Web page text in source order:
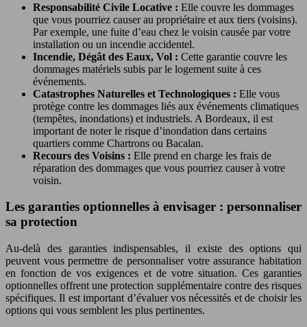
Responsabilité Civile Locative : Elle couvre les dommages
que vous pourriez causer au propriétaire et aux tiers (voisins).
Par exemple, une fuite d’eau chez le voisin causée par votre
installation ou un incendie accidentel.
Incendie, Dégât des Eaux, Vol : Cette garantie couvre les
dommages matériels subis par le logement suite à ces
événements.
Catastrophes Naturelles et Technologiques : Elle vous
protège contre les dommages liés aux événements climatiques
(tempêtes, inondations) et industriels. A Bordeaux, il est
important de noter le risque d’inondation dans certains
quartiers comme Chartrons ou Bacalan.
Recours des Voisins : Elle prend en charge les frais de
réparation des dommages que vous pourriez causer à votre
voisin.
Les garanties optionnelles à envisager : personnaliser
sa protection
Au-delà des garanties indispensables, il existe des options qui
peuvent vous permettre de personnaliser votre assurance habitation
en fonction de vos exigences et de votre situation. Ces garanties
optionnelles offrent une protection supplémentaire contre des risques
spécifiques. Il est important d’évaluer vos nécessités et de choisir les
options qui vous semblent les plus pertinentes.